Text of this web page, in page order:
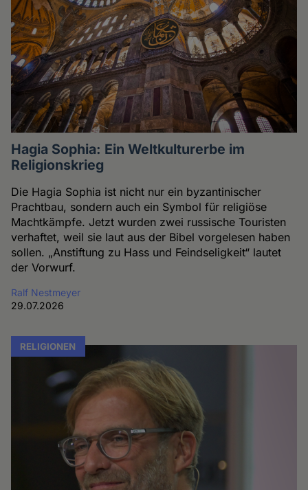
Hagia Sophia: Ein Weltkulturerbe im
Religionskrieg
Die Hagia Sophia ist nicht nur ein byzantinischer
Prachtbau, sondern auch ein Symbol für religiöse
Machtkämpfe. Jetzt wurden zwei russische Touristen
verhaftet, weil sie laut aus der Bibel vorgelesen haben
sollen. „Anstiftung zu Hass und Feindseligkeit“ lautet
der Vorwurf.
Ralf Nestmeyer
29.07.2026
RELIGIONEN